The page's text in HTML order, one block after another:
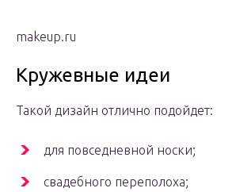
makeup.ru
Кружевные идеи
Такой дизайн отлично подойдет:
для повседневной носки;
свадебного переполоха;